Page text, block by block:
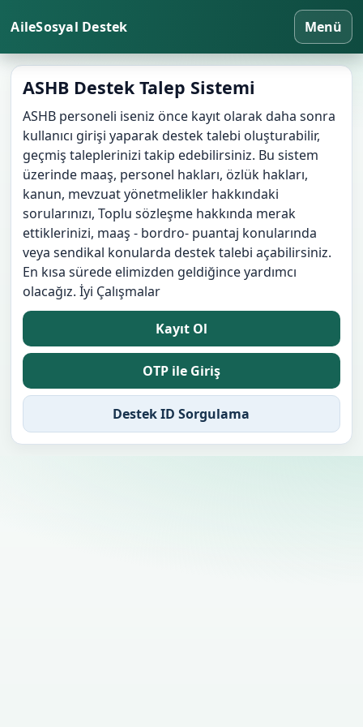
AileSosyal Destek Menü
ASHB Destek Talep Sistemi
ASHB personeli iseniz önce kayıt olarak daha sonra
kullanıcı girişi yaparak destek talebi oluşturabilir,
geçmiş taleplerinizi takip edebilirsiniz. Bu sistem
üzerinde maaş, personel hakları, özlük hakları,
kanun, mevzuat yönetmelikler hakkındaki
sorularınızı, Toplu sözleşme hakkında merak
ettiklerinizi, maaş - bordro- puantaj konularında
veya sendikal konularda destek talebi açabilirsiniz.
En kısa sürede elimizden geldiğince yardımcı
olacağız. İyi Çalışmalar
Kayıt Ol
OTP ile Giriş
Destek ID Sorgulama